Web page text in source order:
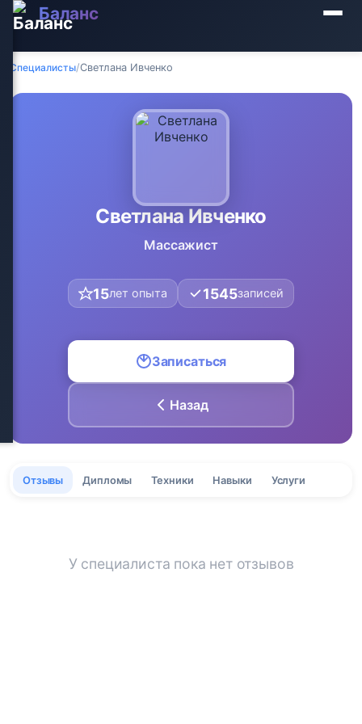
Баланс
Специалисты/Светлана Ивченко
Светлана Ивченко
Массажист
15лет опыта 1545записей
Записаться
Назад
Отзывы Дипломы Техники Навыки Услуги
У специалиста пока нет отзывов